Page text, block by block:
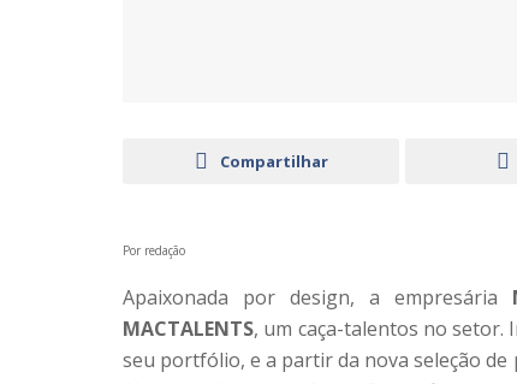
Compartilhar
Por redação
Apaixonada por design, a empresária
MACTALENTS, um caça-talentos no setor.
seu portfólio, e a partir da nova seleção